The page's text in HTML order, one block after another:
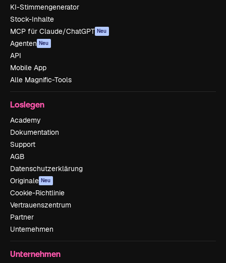
KI-Stimmengenerator
Stock-Inhalte
MCP für Claude/ChatGPT Neu
Agenten Neu
API
Mobile App
Alle Magnific-Tools
Loslegen
Academy
Dokumentation
Support
AGB
Datenschutzerklärung
Originale Neu
Cookie-Richtlinie
Vertrauenszentrum
Partner
Unternehmen
Unternehmen